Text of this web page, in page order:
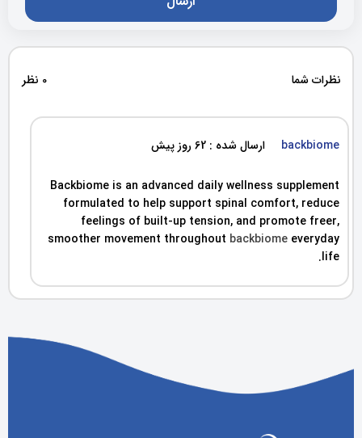
نظرات شما 0 نظر
backbiome ارسال شده : 62 روز پیش
Backbiome is an advanced daily wellness supplement
formulated to help support spinal comfort, reduce
feelings of built-up tension, and promote freer,
smoother movement throughout backbiome everyday
life.